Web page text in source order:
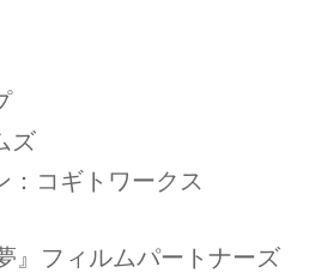
ズ
：コギトワークス
』フィルムパートナーズ